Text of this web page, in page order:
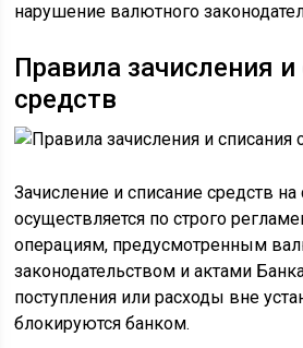
нарушение валютного
Правила зачисления и
средств
Зачисление и списание средств на
осуществляется по строго
операциям, предусмотренным
законодательством и актами
поступления или расходы вне
блокируются банком.